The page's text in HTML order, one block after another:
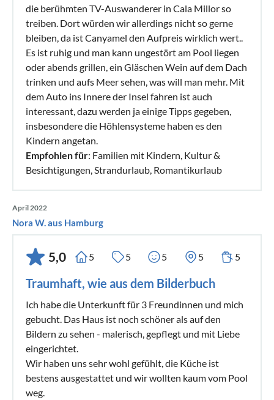
die berühmten TV-Auswanderer in Cala Millor so
treiben. Dort würden wir allerdings nicht so gerne
bleiben, da ist Canyamel den Aufpreis wirklich wert..
Es ist ruhig und man kann ungestört am Pool liegen
oder abends grillen, ein Gläschen Wein auf dem Dach
trinken und aufs Meer sehen, was will man mehr. Mit
dem Auto ins Innere der Insel fahren ist auch
interessant, dazu werden ja einige Tipps gegeben,
insbesondere die Höhlensysteme haben es den
Kindern angetan.
Empfohlen für: Familien mit Kindern, Kultur &
Besichtigungen, Strandurlaub, Romantikurlaub
April 2022
Nora W. aus Hamburg
5,0 5 5 5 5 5
Traumhaft, wie aus dem Bilderbuch
Ich habe die Unterkunft für 3 Freundinnen und mich
gebucht. Das Haus ist noch schöner als auf den
Bildern zu sehen - malerisch, gepflegt und mit Liebe
eingerichtet.
Wir haben uns sehr wohl gefühlt, die Küche ist
bestens ausgestattet und wir wollten kaum vom Pool
weg.